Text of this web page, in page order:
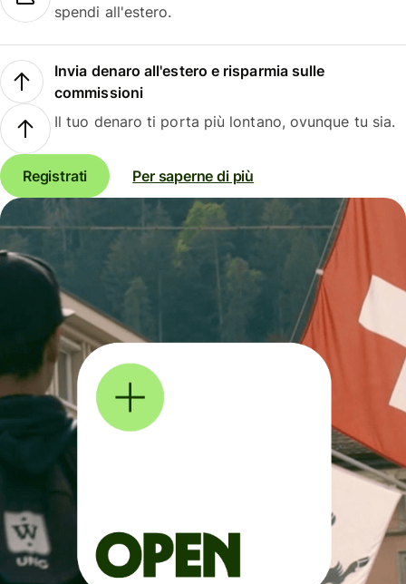
spendi all'estero.
Invia denaro all'estero e risparmia sulle
commissioni
Il tuo denaro ti porta più lontano, ovunque tu sia.
Registrati Per saperne di più